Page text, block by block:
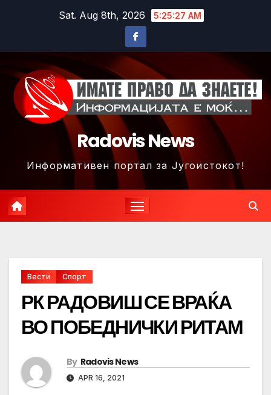
Sat. Aug 8th, 2026 5:25:30 AM
Radovis News
Информативен портал за Југоистокот!
Вести Спорт
РК РАДОВИШ СЕ ВРАЌА
ВО ПОБЕДНИЧКИ РИТАМ
By Radovis News
APR 16, 2021